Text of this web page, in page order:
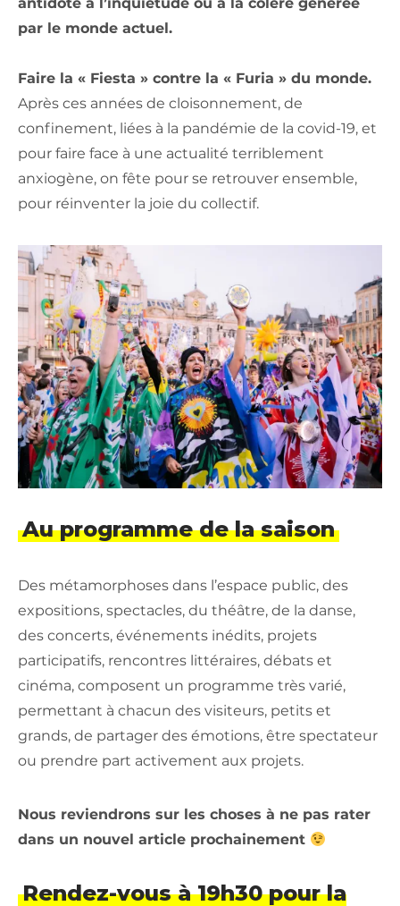
par le monde actuel.
Faire la « Fiesta » contre la « Furia » du monde.
Après ces années de cloisonnement, de
confinement, liées à la pandémie de la covid-19, et
pour faire face à une actualité terriblement
anxiogène, on fête pour se retrouver ensemble,
pour réinventer la joie du collectif.
Au programme de la saison
Des métamorphoses dans l’espace public, des
expositions, spectacles, du théâtre, de la danse,
des concerts, événements inédits, projets
participatifs, rencontres littéraires, débats et
cinéma, composent un programme très varié,
permettant à chacun des visiteurs, petits et
grands, de partager des émotions, être spectateur
ou prendre part activement aux projets.
Nous reviendrons sur les choses à ne pas rater
dans un nouvel article prochainement
Rendez-vous à 19h30 pour la